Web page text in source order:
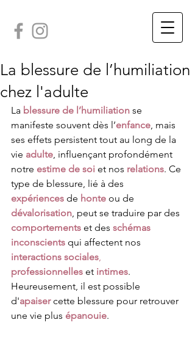
La blessure de l’humiliation
chez l'adulte
La blessure de l’humiliation se
manifeste souvent dès l’enfance, mais
ses effets persistent tout au long de la
vie adulte, influençant profondément
notre estime de soi et nos relations. Ce
type de blessure, lié à des
expériences de honte ou de
dévalorisation, peut se traduire par des
comportements et des schémas
inconscients qui affectent nos
interactions sociales,
professionnelles et intimes.
Heureusement, il est possible
d'apaiser cette blessure pour retrouver
une vie plus épanouie.